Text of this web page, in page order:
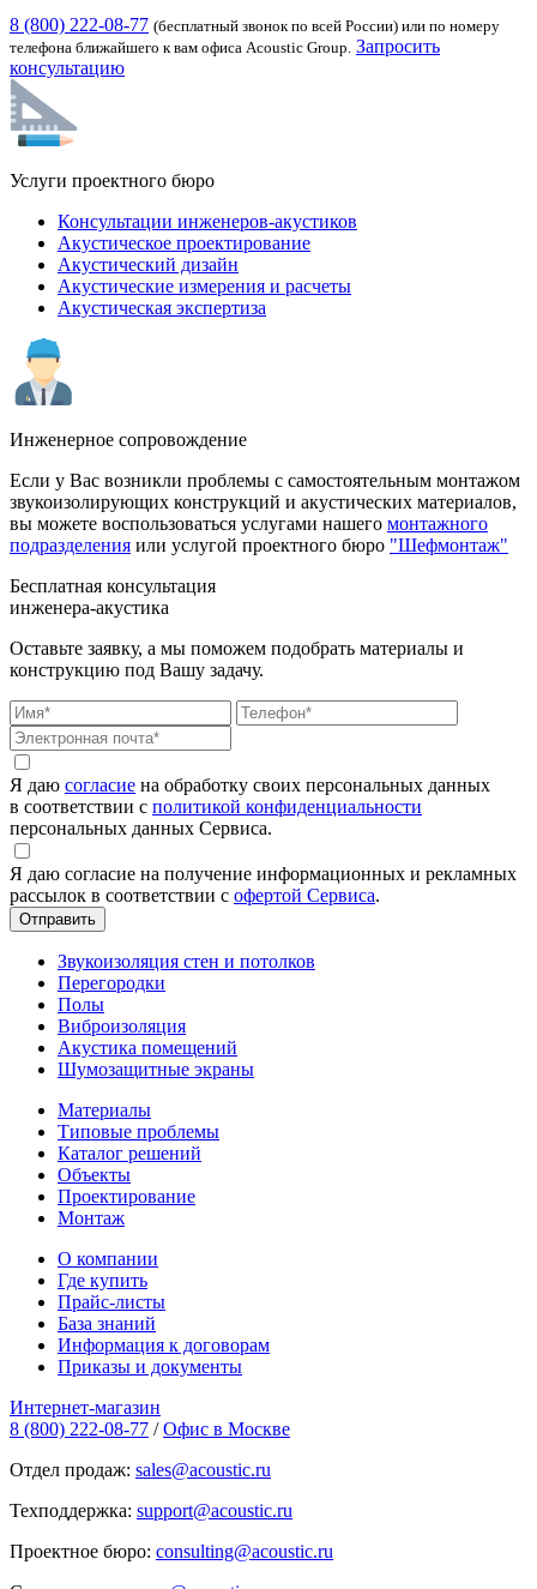
8 (800) 222-08-77 (бесплатный звонок по всей России) или по номеру
телефона ближайшего к вам офиса Acoustic Group. Запросить
консультацию
Услуги проектного бюро
Консультации инженеров-акустиков
Акустическое проектирование
Акустический дизайн
Акустические измерения и расчеты
Акустическая экспертиза
Инженерное сопровождение
Если у Вас возникли проблемы с самостоятельным монтажом
звукоизолирующих конструкций и акустических материалов,
вы можете воспользоваться услугами нашего монтажного
подразделения или услугой проектного бюро "Шефмонтаж"
Бесплатная консультация
инженера-акустика
Оставьте заявку, а мы поможем подобрать материалы и
конструкцию под Вашу задачу.
Я даю согласие на обработку своих персональных данных
в соответствии с политикой конфиденциальности
персональных данных Сервиса.
Я даю согласие на получение информационных и рекламных
рассылок в соответствии с офертой Сервиса.
Звукоизоляция стен и потолков
Перегородки
Полы
Виброизоляция
Акустика помещений
Шумозащитные экраны
Материалы
Типовые проблемы
Каталог решений
Объекты
Проектирование
Монтаж
О компании
Где купить
Прайс-листы
База знаний
Информация к договорам
Приказы и документы
Интернет-магазин
8 (800) 222-08-77 / Офис в Москве
Отдел продаж: sales@acoustic.ru
Техподдержка: support@acoustic.ru
Проектное бюро: consulting@acoustic.ru